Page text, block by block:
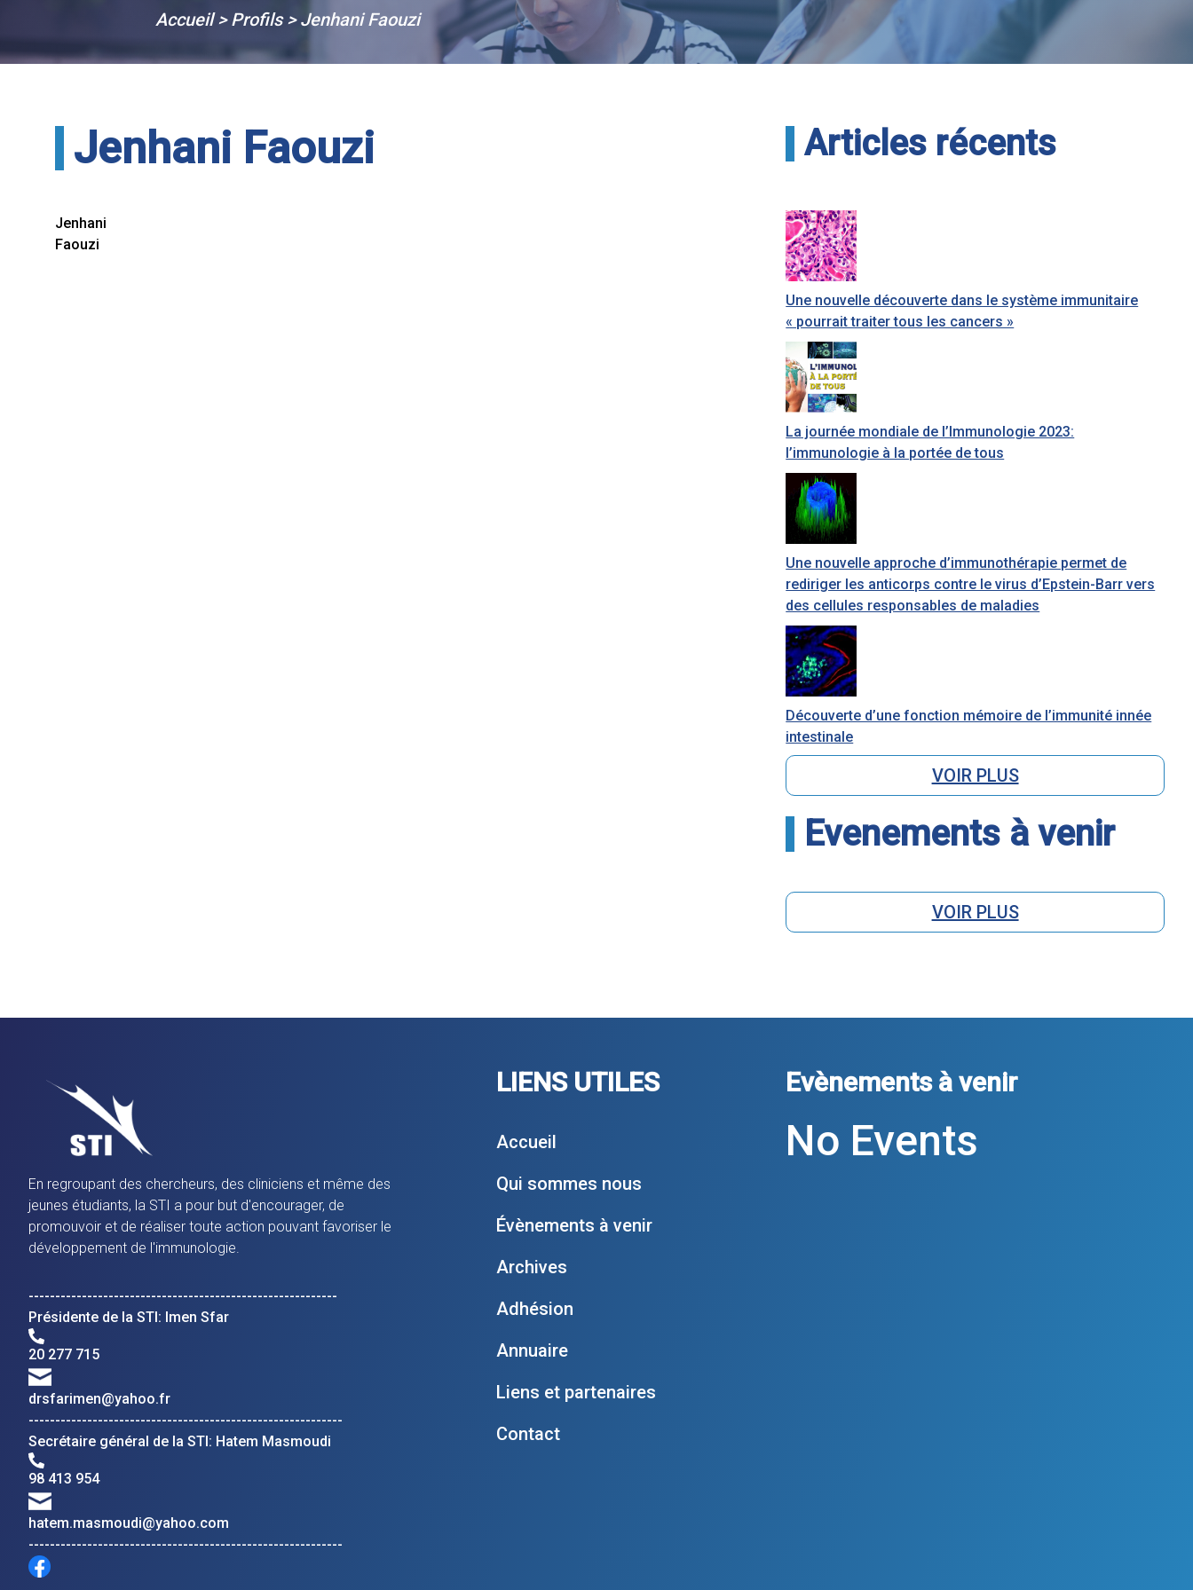
Accueil>Profils>Jenhani Faouzi
Jenhani Faouzi
Jenhani
Faouzi
Articles récents
Une nouvelle découverte dans le système immunitaire
« pourrait traiter tous les cancers »
La journée mondiale de l’Immunologie 2023:
l’immunologie à la portée de tous
Une nouvelle approche d’immunothérapie permet de
rediriger les anticorps contre le virus d’Epstein-Barr vers
des cellules responsables de maladies
Découverte d’une fonction mémoire de l’immunité innée
intestinale
VOIR PLUS
Evenements à venir
VOIR PLUS
En regroupant des chercheurs, des cliniciens et même des
jeunes étudiants, la STI a pour but d'encourager, de
promouvoir et de réaliser toute action pouvant favoriser le
développement de l'immunologie.
----------------------------------------------------------
Présidente de la STI: Imen Sfar
20 277 715
drsfarimen@yahoo.fr
-----------------------------------------------------------
Secrétaire général de la STI: Hatem Masmoudi
98 413 954
hatem.masmoudi@yahoo.com
-----------------------------------------------------------
LIENS UTILES
Accueil
Qui sommes nous
Évènements à venir
Archives
Adhésion
Annuaire
Liens et partenaires
Contact
Evènements à venir
No Events